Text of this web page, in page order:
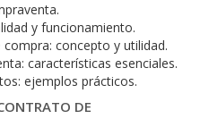
y funcionamiento.
concepto y utilidad.
características esenciales.
ejemplos prácticos.
DE